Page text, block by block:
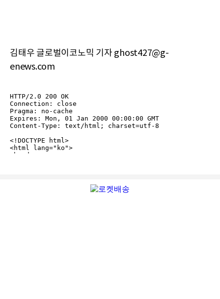
김태우 글로벌이코노믹 기자 ghost427@g-
enews.com